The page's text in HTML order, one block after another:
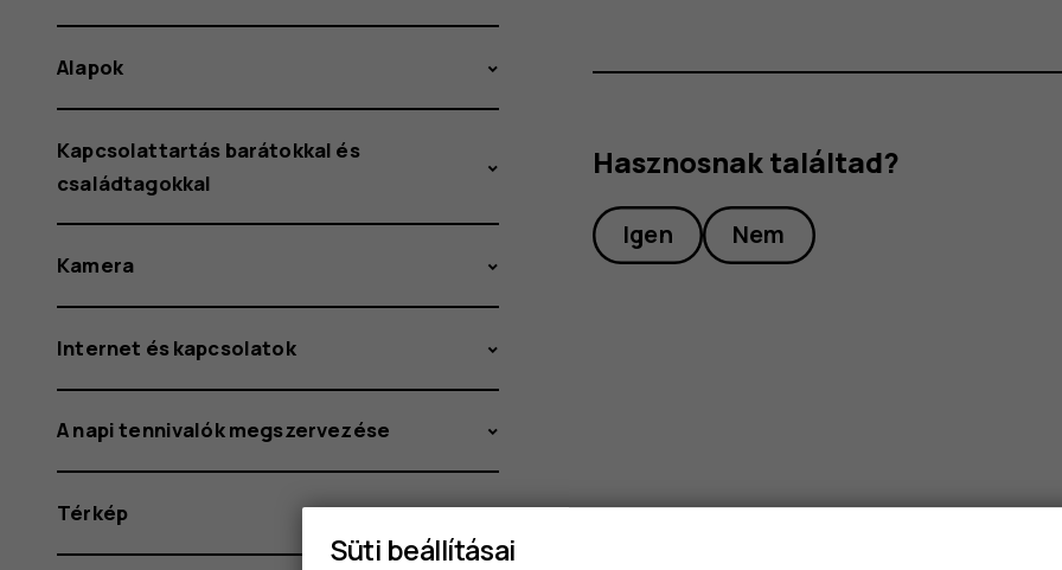
Hasznosnak találtad?
Igen Nem
Alapok
Kapcsolattartás barátokkal és
családtagokkal
Kamera
Internet és kapcsolatok
A napi tennivalók megszervezése
Térkép
Süti beállításai